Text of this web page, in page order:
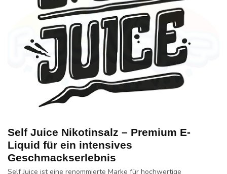
Self Juice Nikotinsalz – Premium E-
Liquid für ein intensives
Geschmackserlebnis
Self Juice ist eine renommierte Marke für hochwertige